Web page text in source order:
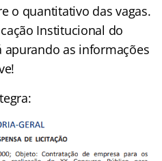
o quantitativo das vagas.
Institucional do
apurando as informações